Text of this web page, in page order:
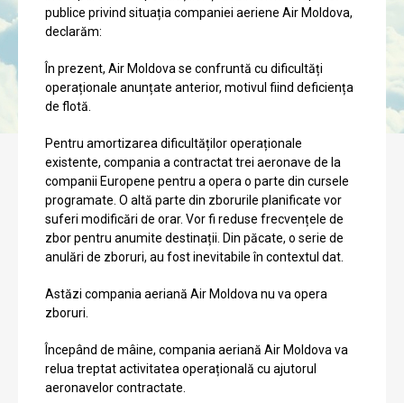
publice privind situația companiei aeriene Air Moldova,
declarăm:
În prezent, Air Moldova se confruntă cu dificultăți
operaționale anunțate anterior, motivul fiind deficiența
de flotă.
Pentru amortizarea dificultăților operaționale
existente, compania a contractat trei aeronave de la
companii Europene pentru a opera o parte din cursele
programate. O altă parte din zborurile planificate vor
suferi modificări de orar. Vor fi reduse frecvențele de
zbor pentru anumite destinații. Din păcate, o serie de
anulări de zboruri, au fost inevitabile în contextul dat.
Astăzi compania aeriană Air Moldova nu va opera
zboruri.
Începând de mâine, compania aeriană Air Moldova va
relua treptat activitatea operațională cu ajutorul
aeronavelor contractate.